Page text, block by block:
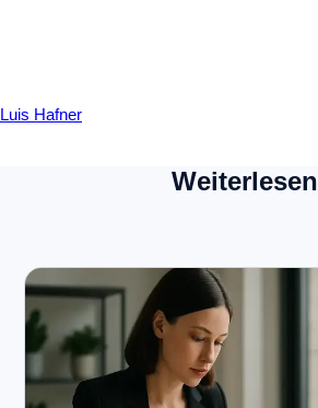
Luis Hafner
Weiterlesen